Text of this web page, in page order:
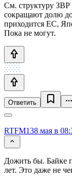
См. структуру
сокращают долю
приходится ЕС,
Пока не могут.
Ответить
RTFM138 мая в
Дожить бы. Байке
лет. Это даже не